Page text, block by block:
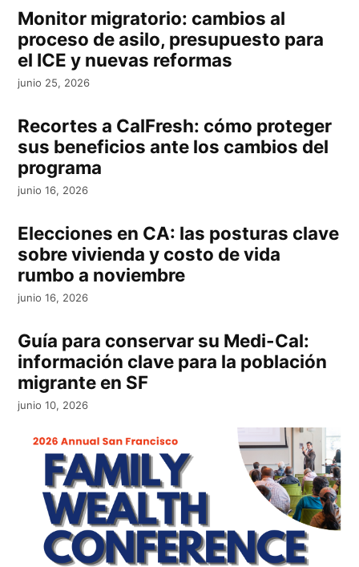
Monitor migratorio: cambios al
proceso de asilo, presupuesto para
el ICE y nuevas reformas
junio 25, 2026
Recortes a CalFresh: cómo proteger
sus beneficios ante los cambios del
programa
junio 16, 2026
Elecciones en CA: las posturas clave
sobre vivienda y costo de vida
rumbo a noviembre
junio 16, 2026
Guía para conservar su Medi-Cal:
información clave para la población
migrante en SF
junio 10, 2026